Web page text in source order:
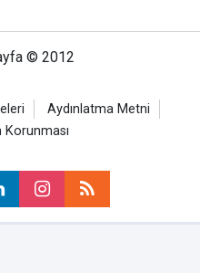
© 2012
Aydınlatma Metni
Korunması